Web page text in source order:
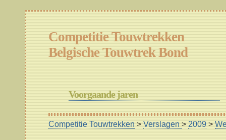
Competitie Touwtrekken
Belgische Touwtrek Bond
Voorgaande jaren
Competitie Touwtrekken >Verslagen> 2009 >